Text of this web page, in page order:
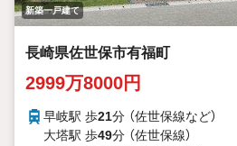
新築一戸建て
長崎県佐世保市有福町
2999万8000円
早岐駅 歩21分 （佐世保線など）
大塔駅 歩49分 （佐世保線）